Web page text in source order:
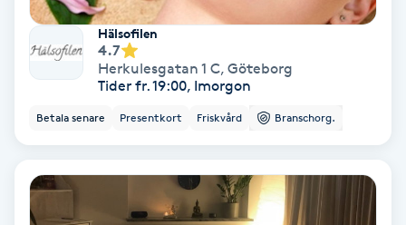
Herrklippning
Hollywood Peel
Hot Stone Massage
Hälsofilen
4.7
Herkulesgatan 1 C, Göteborg
Tider fr. 19:00, Imorgon
Betala senare Presentkort Friskvård Branschorg.